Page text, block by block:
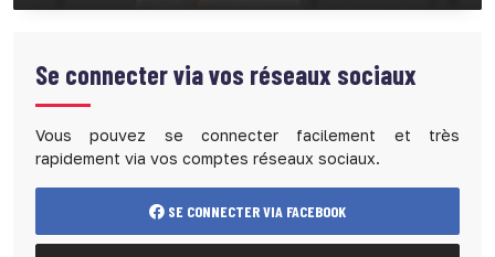
Se connecter via vos réseaux sociaux
Vous pouvez se connecter facilement et très
rapidement via vos comptes réseaux sociaux.
SE CONNECTER VIA FACEBOOK